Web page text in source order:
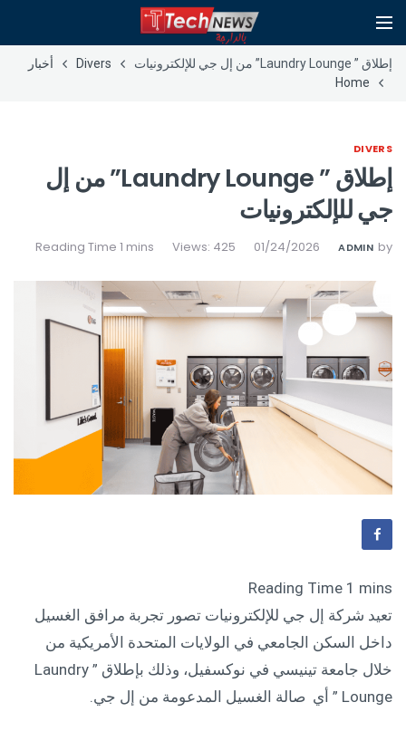
إطلاق ” Laundry Lounge” من إل جي للإلكترونيات Divers
أخبار
Home
DIVERS
إطلاق ” Laundry Lounge” من إل
جي للإلكترونيات
by
ADMIN
01/24/2026
Views: 425
تعيد شركة إل جي للإلكترونيات تصور تجربة مرافق الغسيل
داخل السكن الجامعي في الولايات المتحدة الأمريكية من
خلال جامعة تينيسي في نوكسفيل، وذلك بإطلاق ” Laundry
Lounge ” أي صالة الغسيل المدعومة من إل جي.